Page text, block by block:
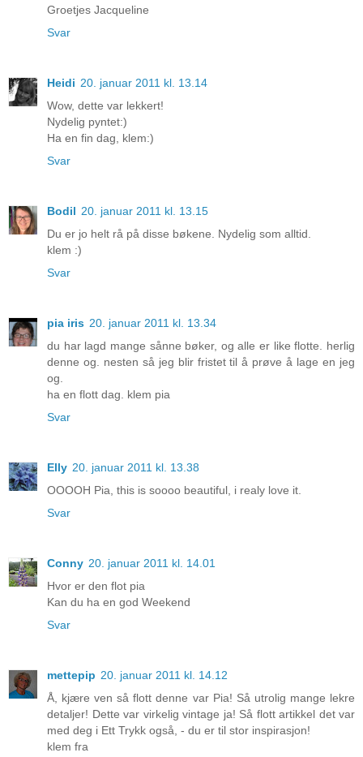
Groetjes Jacqueline
Svar
Heidi 20. januar 2011 kl. 13.14
Wow, dette var lekkert!
Nydelig pyntet:)
Ha en fin dag, klem:)
Svar
Bodil 20. januar 2011 kl. 13.15
Du er jo helt rå på disse bøkene. Nydelig som alltid.
klem :)
Svar
pia iris 20. januar 2011 kl. 13.34
du har lagd mange sånne bøker, og alle er like flotte. herlig
denne og. nesten så jeg blir fristet til å prøve å lage en jeg
og.
ha en flott dag. klem pia
Svar
Elly 20. januar 2011 kl. 13.38
OOOOH Pia, this is soooo beautiful, i realy love it.
Svar
Conny 20. januar 2011 kl. 14.01
Hvor er den flot pia
Kan du ha en god Weekend
Svar
mettepip 20. januar 2011 kl. 14.12
Å, kjære ven så flott denne var Pia! Så utrolig mange lekre
detaljer! Dette var virkelig vintage ja! Så flott artikkel det var
med deg i Ett Trykk også, - du er til stor inspirasjon!
klem fra